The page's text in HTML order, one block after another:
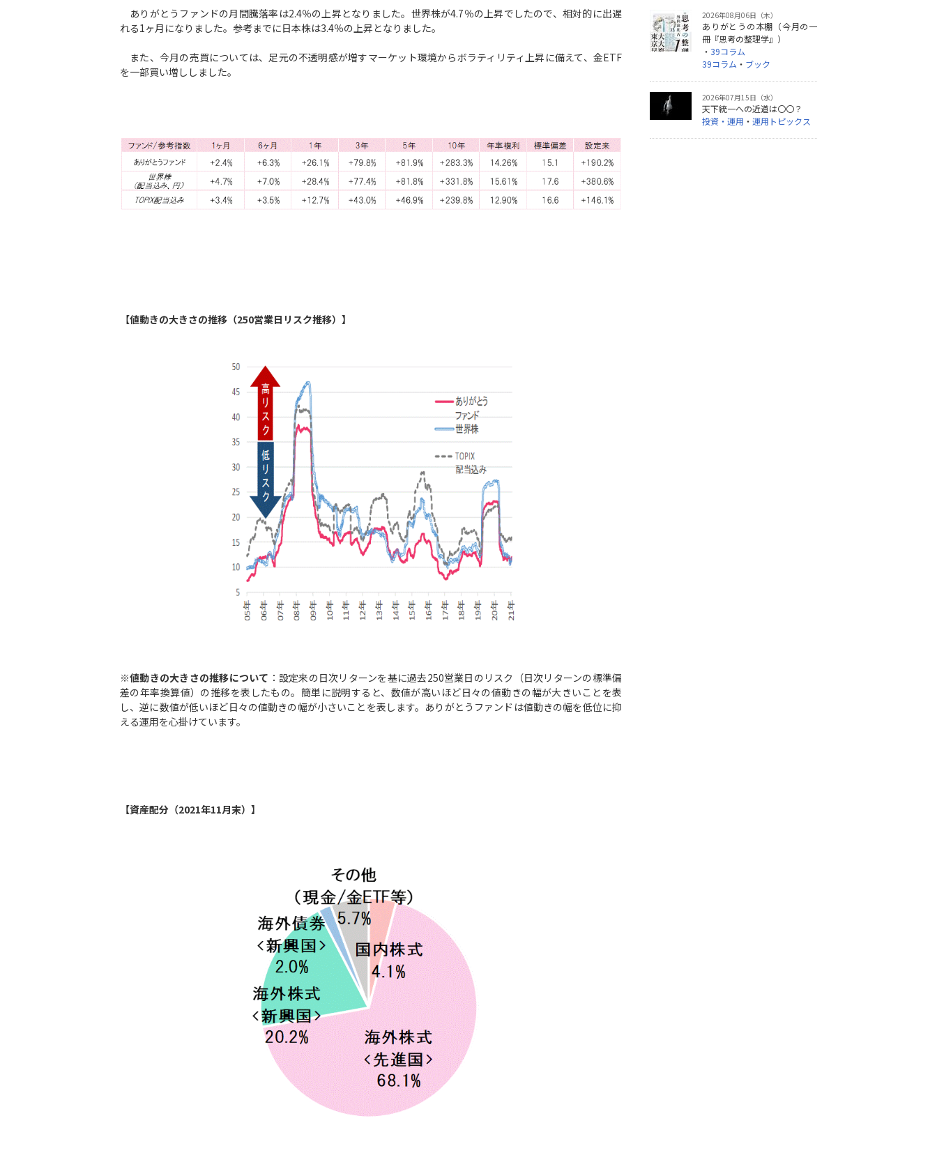
ありがとうファンドの月間騰落率は2.4％の上昇となりました。世界株が4.7％の上昇でしたので、相対的に出遅
れる1ヶ月になりました。参考までに日本株は3.4％の上昇となりました。
また、今月の売買については、足元の不透明感が増すマーケット環境からボラティリティ上昇に備えて、金ETF
を一部買い増ししました。
【値動きの大きさの推移（250営業日リスク推移）】
※値動きの大きさの推移について ：設定来の日次リターンを基に過去250営業日のリスク（日次リターンの標準偏
差の年率換算値）の推移を表したもの。簡単に説明すると、数値が高いほど日々の値動きの幅が大きいことを表
し、逆に数値が低いほど日々の値動きの幅が小さいことを表します。ありがとうファンドは値動きの幅を低位に抑
える運用を心掛けています。
【資産配分（2021年11月末）】
2026年08月06日（木）
ありがとうの本棚（今月の一
冊『思考の整理学』）
・ 39コラム
39コラム ・ ブック
2026年07月15日（水）
天下統一への近道は〇〇？
投資・運用 ・ 運用トピックス